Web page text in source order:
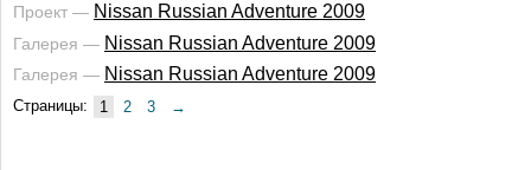
Проект — Nissan Russian Adventure 2009
Галерея — Nissan Russian Adventure 2009
Галерея — Nissan Russian Adventure 2009
Страницы: 1 2 3 →